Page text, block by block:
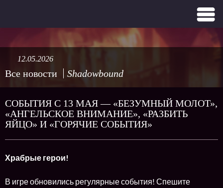
Все новости Shadowbound
12.05.2026
СОБЫТИЯ С 13 МАЯ — «БЕЗУМНЫЙ МОЛОТ»,
«АНГЕЛЬСКОЕ ВНИМАНИЕ», «РАЗБИТЬ
ЯЙЦО» И «ГОРЯЧИЕ СОБЫТИЯ»
Храбрые герои!
В игре обновились регулярные события! Спешите